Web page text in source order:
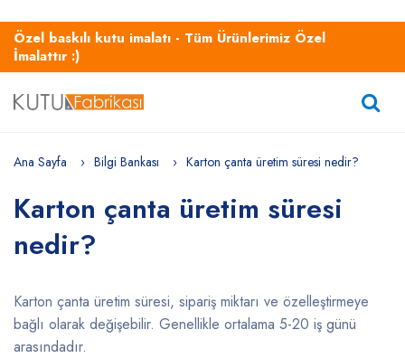
Özel baskılı kutu imalatı - Tüm Ürünlerimiz Özel
İmalattır :)
Ana Sayfa Bilgi Bankası Karton çanta üretim süresi nedir?
Karton çanta üretim süresi
nedir?
Karton çanta üretim süresi, sipariş miktarı ve özelleştirmeye
bağlı olarak değişebilir. Genellikle ortalama 5-20 iş günü
arasındadır.